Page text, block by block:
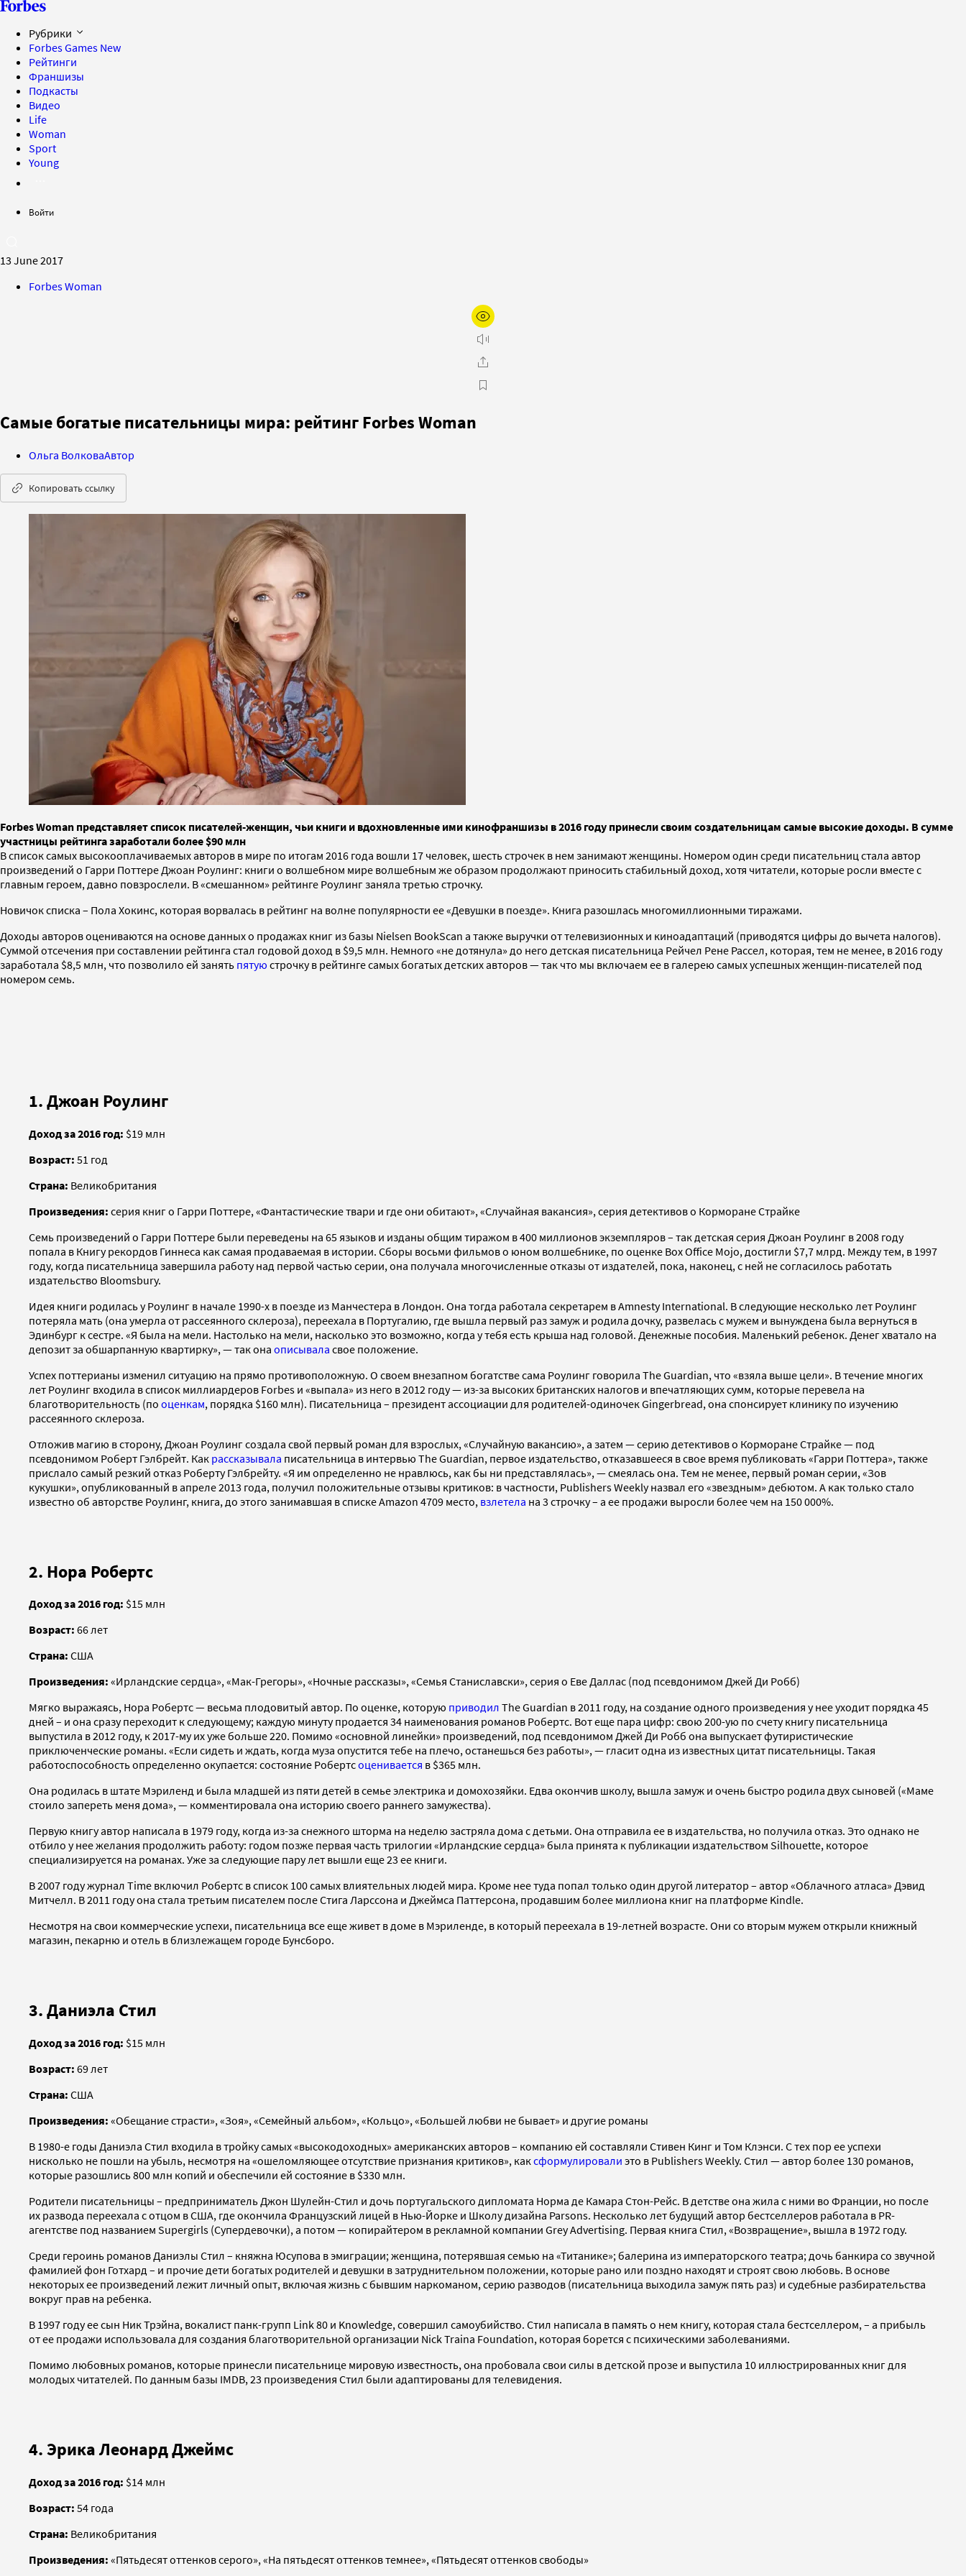
Рубрики
Forbes Games New
Рейтинги
Франшизы
Подкасты
Видео
Life
Woman
Sport
Young
Войти
13 June 2017
Forbes Woman
Самые богатые писательницы мира: рейтинг Forbes Woman
Ольга ВолковаАвтор
Копировать ссылку
Forbes Woman представляет список писателей-женщин, чьи книги и вдохновленные ими кинофраншизы в 2016 году принесли своим создательницам самые высокие доходы. В сумме
участницы рейтинга заработали более $90 млн
В список самых высокооплачиваемых авторов в мире по итогам 2016 года вошли 17 человек, шесть строчек в нем занимают женщины. Номером один среди писательниц стала автор
произведений о Гарри Поттере Джоан Роулинг: книги о волшебном мире волшебным же образом продолжают приносить стабильный доход, хотя читатели, которые росли вместе с
главным героем, давно повзрослели. В «смешанном» рейтинге Роулинг заняла третью строчку.
Новичок списка – Пола Хокинс, которая ворвалась в рейтинг на волне популярности ее «Девушки в поезде». Книга разошлась многомиллионными тиражами.
Доходы авторов оцениваются на основе данных о продажах книг из базы Nielsen BookScan а также выручки от телевизионных и киноадаптаций (приводятся цифры до вычета налогов).
Суммой отсечения при составлении рейтинга стал годовой доход в $9,5 млн. Немного «не дотянула» до него детская писательница Рейчел Рене Рассел, которая, тем не менее, в 2016 году
заработала $8,5 млн, что позволило ей занять пятую строчку в рейтинге самых богатых детских авторов — так что мы включаем ее в галерею самых успешных женщин-писателей под
номером семь.
1. Джоан Роулинг
Доход за 2016 год: $19 млн
Возраст: 51 год
Страна: Великобритания
Произведения: серия книг о Гарри Поттере, «Фантастические твари и где они обитают», «Случайная вакансия», серия детективов о Корморане Страйке
Семь произведений о Гарри Поттере были переведены на 65 языков и изданы общим тиражом в 400 миллионов экземпляров – так детская серия Джоан Роулинг в 2008 году
попала в Книгу рекордов Гиннеса как самая продаваемая в истории. Сборы восьми фильмов о юном волшебнике, по оценке Box Office Mojo, достигли $7,7 млрд. Между тем, в 1997
году, когда писательница завершила работу над первой частью серии, она получала многочисленные отказы от издателей, пока, наконец, с ней не согласилось работать
издательство Bloomsbury.
Идея книги родилась у Роулинг в начале 1990-х в поезде из Манчестера в Лондон. Она тогда работала секретарем в Amnesty International. В следующие несколько лет Роулинг
потеряла мать (она умерла от рассеянного склероза), переехала в Португалию, где вышла первый раз замуж и родила дочку, развелась с мужем и вынуждена была вернуться в
Эдинбург к сестре. «Я была на мели. Настолько на мели, насколько это возможно, когда у тебя есть крыша над головой. Денежные пособия. Маленький ребенок. Денег хватало на
депозит за обшарпанную квартирку», — так она описывала свое положение.
Успех поттерианы изменил ситуацию на прямо противоположную. О своем внезапном богатстве сама Роулинг говорила The Guardian, что «взяла выше цели». В течение многих
лет Роулинг входила в список миллиардеров Forbes и «выпала» из него в 2012 году — из-за высоких британских налогов и впечатляющих сумм, которые перевела на
благотворительность (по оценкам, порядка $160 млн). Писательница – президент ассоциации для родителей-одиночек Gingerbread, она спонсирует клинику по изучению
рассеянного склероза.
Отложив магию в сторону, Джоан Роулинг создала свой первый роман для взрослых, «Случайную вакансию», а затем — серию детективов о Корморане Страйке — под
псевдонимом Роберт Гэлбрейт. Как рассказывала писательница в интервью The Guardian, первое издательство, отказавшееся в свое время публиковать «Гарри Поттера», также
прислало самый резкий отказ Роберту Гэлбрейту. «Я им определенно не нравлюсь, как бы ни представлялась», — смеялась она. Тем не менее, первый роман серии, «Зов
кукушки», опубликованный в апреле 2013 года, получил положительные отзывы критиков: в частности, Publishers Weekly назвал его «звездным» дебютом. А как только стало
известно об авторстве Роулинг, книга, до этого занимавшая в списке Amazon 4709 место, взлетела на 3 строчку – а ее продажи выросли более чем на 150 000%.
2. Нора Робертс
Доход за 2016 год: $15 млн
Возраст: 66 лет
Страна: США
Произведения: «Ирландские сердца», «Мак-Грегоры», «Ночные рассказы», «Семья Станиславски», серия о Еве Даллас (под псевдонимом Джей Ди Робб)
Мягко выражаясь, Нора Робертс — весьма плодовитый автор. По оценке, которую приводил The Guardian в 2011 году, на создание одного произведения у нее уходит порядка 45
дней – и она сразу переходит к следующему; каждую минуту продается 34 наименования романов Робертс. Вот еще пара цифр: свою 200-ую по счету книгу писательница
выпустила в 2012 году, к 2017-му их уже больше 220. Помимо «основной линейки» произведений, под псевдонимом Джей Ди Робб она выпускает футиристические
приключенческие романы. «Если сидеть и ждать, когда муза опустится тебе на плечо, останешься без работы», — гласит одна из известных цитат писательницы. Такая
работоспособность определенно окупается: состояние Робертсоценивается в $365 млн.
Она родилась в штате Мэриленд и была младшей из пяти детей в семье электрика и домохозяйки. Едва окончив школу, вышла замуж и очень быстро родила двух сыновей («Маме
стоило запереть меня дома», — комментировала она историю своего раннего замужества).
Первую книгу автор написала в 1979 году, когда из-за снежного шторма на неделю застряла дома с детьми. Она отправила ее в издательства, но получила отказ. Это однако не
отбило у нее желания продолжить работу: годом позже первая часть трилогии «Ирландские сердца» была принята к публикации издательством Silhouette, которое
специализируется на романах. Уже за следующие пару лет вышли еще 23 ее книги.
В 2007 году журнал Time включил Робертс в список 100 самых влиятельных людей мира. Кроме нее туда попал только один другой литератор – автор «Облачного атласа» Дэвид
Митчелл. В 2011 году она стала третьим писателем после Стига Ларссона и Джеймса Паттерсона, продавшим более миллиона книг на платформе Kindle.
Несмотря на свои коммерческие успехи, писательница все еще живет в доме в Мэриленде, в который переехала в 19-летней возрасте. Они со вторым мужем открыли книжный
магазин, пекарню и отель в близлежащем городе Бунсборо.
3. Даниэла Стил
Доход за 2016 год: $15 млн
Возраст: 69 лет
Страна: США
Произведения: «Обещание страсти», «Зоя», «Семейный альбом», «Кольцо», «Большей любви не бывает» и другие романы
В 1980-е годы Даниэла Стил входила в тройку самых «высокодоходных» американских авторов – компанию ей составляли Стивен Кинг и Том Клэнси. С тех пор ее успехи
нисколько не пошли на убыль, несмотря на «ошеломляющее отсутствие признания критиков», каксформулировали это в Publishers Weekly. Стил — автор более 130 романов,
которые разошлись 800 млн копий и обеспечили ей состояние в $330 млн.
Родители писательницы – предприниматель Джон Шулейн-Стил и дочь португальского дипломата Норма де Камара Стон-Рейс. В детстве она жила с ними во Франции, но после
их развода переехала с отцом в США, где окончила Французский лицей в Нью-Йорке и Школу дизайна Parsons. Несколько лет будущий автор бестселлеров работала в PR-
агентстве под названием Supergirls (Супердевочки), а потом — копирайтером в рекламной компании Grey Advertising. Первая книга Стил, «Возвращение», вышла в 1972 году.
Среди героинь романов Даниэлы Стил – княжна Юсупова в эмиграции; женщина, потерявшая семью на «Титанике»; балерина из императорского театра; дочь банкира со звучной
фамилией фон Готхард – и прочие дети богатых родителей и девушки в затруднительном положении, которые рано или поздно находят и строят свою любовь. В основе
некоторых ее произведений лежит личный опыт, включая жизнь с бывшим наркоманом, серию разводов (писательница выходила замуж пять раз) и судебные разбирательства
вокруг прав на ребенка.
В 1997 году ее сын Ник Трэйна, вокалист панк-групп Link 80 и Knowledge, совершил самоубийство. Стил написала в память о нем книгу, которая стала бестселлером, – а прибыль
от ее продажи использовала для создания благотворительной организации Nick Traina Foundation, которая борется с психическими заболеваниями.
Помимо любовных романов, которые принесли писательнице мировую известность, она пробовала свои силы в детской прозе и выпустила 10 иллюстрированных книг для
молодых читателей. По данным базы IMDB, 23 произведения Стил были адаптированы для телевидения.
4. Эрика Леонард Джеймс
Доход за 2016 год: $14 млн
Возраст: 54 года
Страна: Великобритания
Произведения: «Пятьдесят оттенков серого», «На пятьдесят оттенков темнее», «Пятьдесят оттенков свободы»